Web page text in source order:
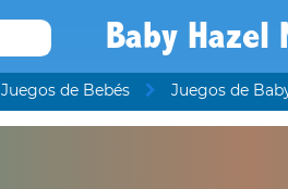
Baby Hazel
Juegos de Bebés Juegos de